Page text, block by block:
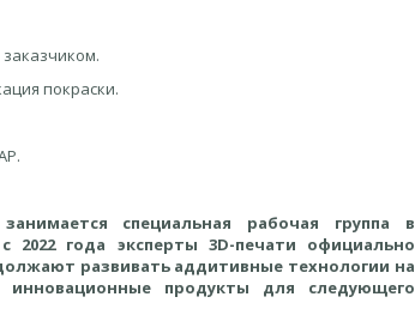
покраски.
специальная рабочая группа в
года эксперты 3D-печати официально
развивать аддитивные технологии на
инновационные продукты для следующего